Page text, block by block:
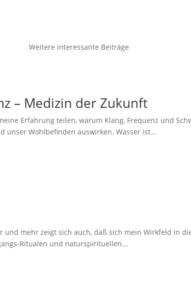
Weitere interessante Beiträge
– Medizin der Zukunft
Erfahrung teilen, warum Klang, Frequenz und
unser Wohlbefinden auswirken. Wasser ist...
mehr zeigt sich auch, daß sich mein Wirkfeld in
Ritualen und naturspirituellen...